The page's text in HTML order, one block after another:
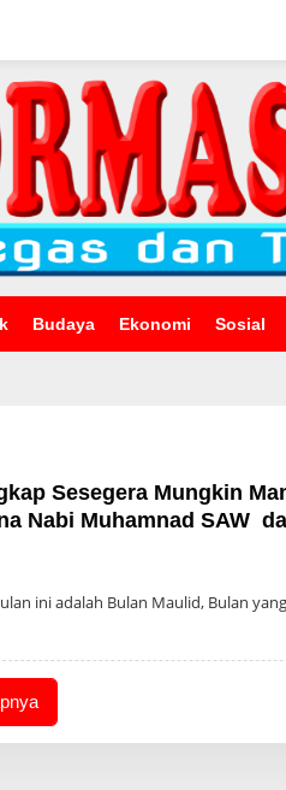
Budaya Ekonomi Sosial
Sesegera Mungkin
Nabi Muhamnad SAW
ini adalah Bulan Maulid, Bulan